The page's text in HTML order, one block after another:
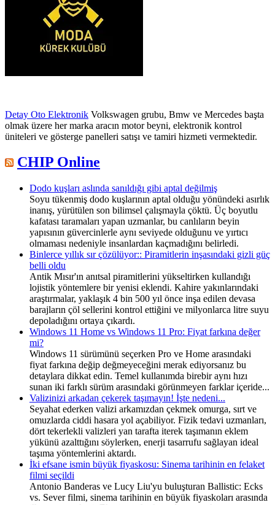
Detay Oto Elektronik Volkswagen grubu, Bmw ve Mercedes başta
olmak üzere her marka aracın motor beyni, elektronik kontrol
üniteleri ve gösterge panelleri satışı ve tamiri hizmeti vermektedir.
CHIP Online
Dodo kuşları aslında sanıldığı gibi aptal değilmiş
Soyu tükenmiş dodo kuşlarının aptal olduğu yönündeki asırlık
inanış, yürütülen son bilimsel çalışmayla çöktü. Üç boyutlu
kafatası taramaları yapan uzmanlar, bu canlıların beyin
yapısının güvercinlerle aynı seviyede olduğunu ve yırtıcı
olmaması nedeniyle insanlardan kaçmadığını belirledi.
Binlerce yıllık sır çözülüyor:: Piramitlerin inşasındaki gizli güç
belli oldu
Antik Mısır'ın anıtsal piramitlerini yükseltirken kullandığı
lojistik yöntemlere bir yenisi eklendi. Kahire yakınlarındaki
araştırmalar, yaklaşık 4 bin 500 yıl önce inşa edilen devasa
barajların çöl sellerini kontrol ettiğini ve milyonlarca litre suyu
depoladığını ortaya çıkardı.
Windows 11 Home vs Windows 11 Pro: Fiyat farkına değer
mi?
Windows 11 sürümünü seçerken Pro ve Home arasındaki
fiyat farkına değip değmeyeceğini merak ediyorsanız bu
detaylara dikkat edin. Temel kullanımda birebir aynı hızı
sunan iki farklı sürüm arasındaki görünmeyen farklar içeride...
Valizinizi arkadan çekerek taşımayın! İşte nedeni...
Seyahat ederken valizi arkamızdan çekmek omurga, sırt ve
omuzlarda ciddi hasara yol açabiliyor. Fizik tedavi uzmanları,
dört tekerlekli valizleri yan tarafta iterek taşımanın eklem
yükünü azalttığını söylerken, enerji tasarrufu sağlayan ideal
taşıma yöntemlerini aktardı.
İki efsane ismin büyük fiyaskosu: Sinema tarihinin en felaket
filmi seçildi
Antonio Banderas ve Lucy Liu'yu buluşturan Ballistic: Ecks
vs. Sever filmi, sinema tarihinin en büyük fiyaskoları arasında